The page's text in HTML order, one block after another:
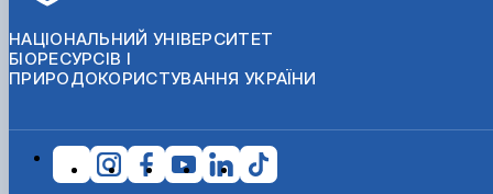
НАЦІОНАЛЬНИЙ УНІВЕРСИТЕТ
БІОРЕСУРСІВ І
ПРИРОДОКОРИСТУВАННЯ УКРАЇНИ